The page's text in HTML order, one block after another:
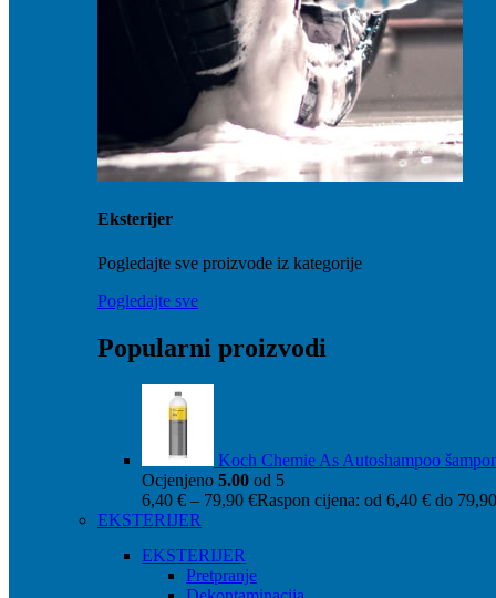
Eksterijer
Pogledajte sve proizvode iz kategorije
Pogledajte sve
Popularni proizvodi
Koch Chemie As Autoshampoo
Ocjenjeno 5.00 od 5
6,40 € – 79,90 €Raspon cijena: od 6,40 € do
EKSTERIJER
EKSTERIJER
Pretpranje